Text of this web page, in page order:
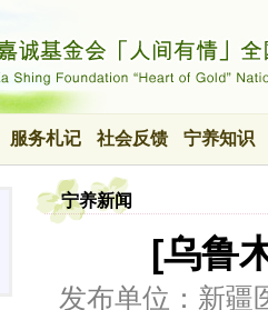
服务札记 社会反馈 宁养知识
宁养新闻
[乌鲁
发布单位：新疆